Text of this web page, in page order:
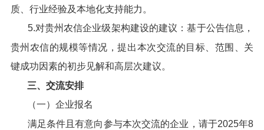
质、行业经验及本地化支持能力。
5.对贵州农信企业级架构建设的建议：基于公告信息，
贵州农信的规模等情况，提出本次交流的目标、范围、关
键成功因素的初步见解和高层次建议。
三、交流安排
（一）企业报名
满足条件且有意向参与本次交流的企业，请于2025年8